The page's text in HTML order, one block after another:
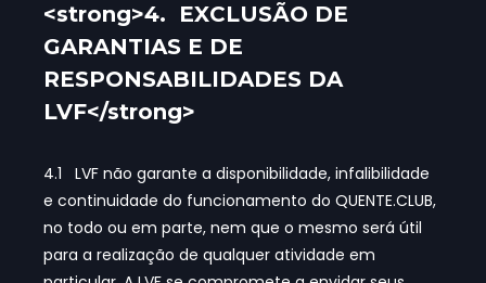
<strong>4. EXCLUSÃO DE
GARANTIAS E DE
RESPONSABILIDADES DA
LVF</strong>
4.1 LVF não garante a disponibilidade, infalibilidade
e continuidade do funcionamento do QUENTE.CLUB,
no todo ou em parte, nem que o mesmo será útil
para a realização de qualquer atividade em